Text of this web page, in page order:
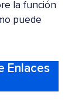
la función
puede
Enlaces